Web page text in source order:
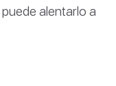
alentarlo a